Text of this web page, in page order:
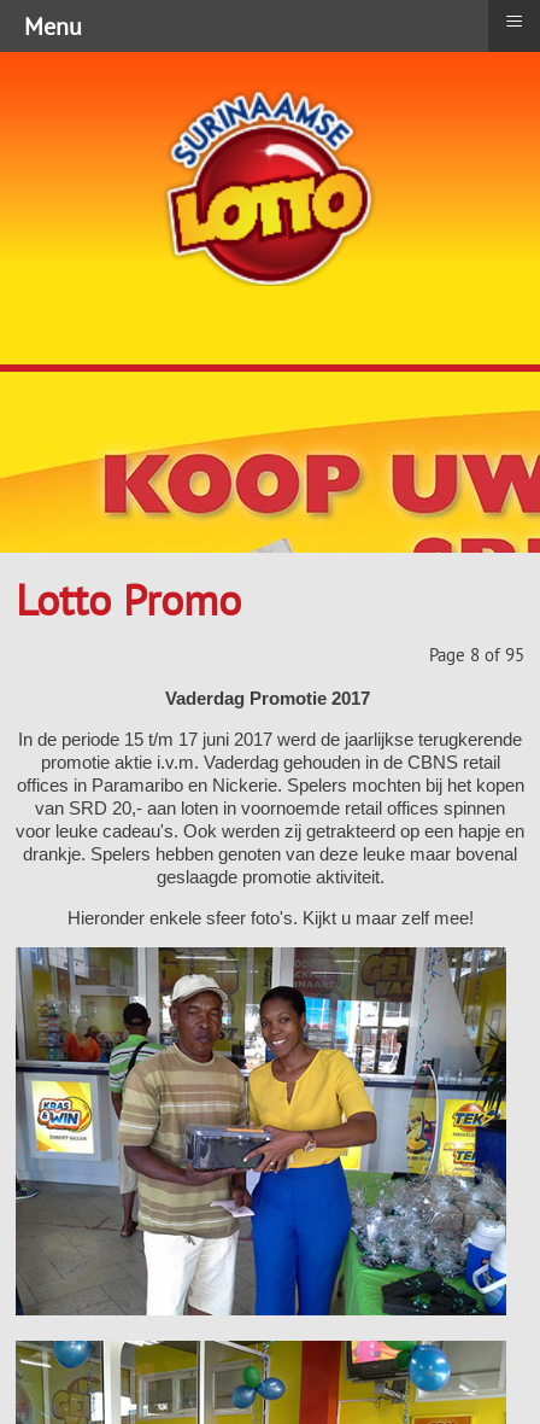
Lotto Promo
Page 8 of 95
Vaderdag Promotie 2017
In de periode 15 t/m 17 juni 2017 werd de jaarlijkse terugkerende
promotie aktie i.v.m. Vaderdag gehouden in de CBNS retail
offices in Paramaribo en Nickerie. Spelers mochten bij het kopen
van SRD 20,- aan loten in voornoemde retail offices spinnen
voor leuke cadeau's. Ook werden zij getrakteerd op een hapje en
drankje. Spelers hebben genoten van deze leuke maar bovenal
geslaagde promotie aktiviteit.
Hieronder enkele sfeer foto's. Kijkt u maar zelf mee!
Menu ≡